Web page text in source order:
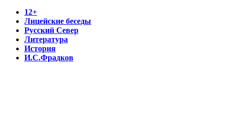
12+
Лицейские беседы
Русский Север
Литература
История
И.С.Фрадков